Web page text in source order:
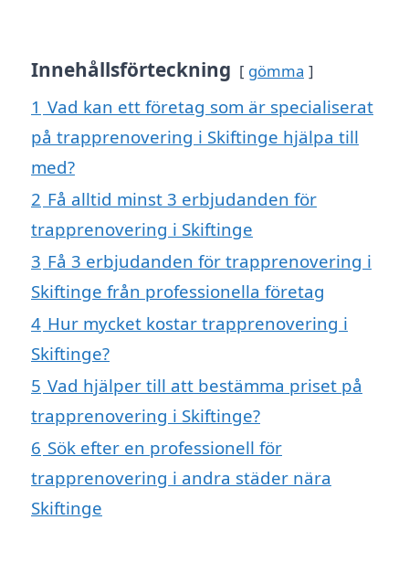
Innehållsförteckning gömma
1 Vad kan ett företag som är specialiserat
på trapprenovering i Skiftinge hjälpa till
med?
2 Få alltid minst 3 erbjudanden för
trapprenovering i Skiftinge
3 Få 3 erbjudanden för trapprenovering i
Skiftinge från professionella företag
4 Hur mycket kostar trapprenovering i
Skiftinge?
5 Vad hjälper till att bestämma priset på
trapprenovering i Skiftinge?
6 Sök efter en professionell för
trapprenovering i andra städer nära
Skiftinge